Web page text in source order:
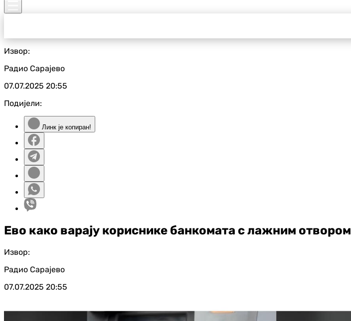
Извор:
Радио Сарајево
07.07.2025 20:55
Подијели:
Линк је копиран!
Ево како варају кориснике банкомата с лажним отвором
Извор:
Радио Сарајево
07.07.2025 20:55